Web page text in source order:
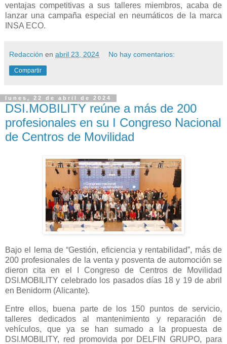
ventajas competitivas a sus talleres miembros, acaba de
lanzar una campaña especial en neumáticos de la marca
INSA ECO.
Redacción en abril 23, 2024 No hay comentarios:
Compartir
lunes, 22 de abril de 2024
DSI.MOBILITY reúne a más de 200
profesionales en su I Congreso Nacional
de Centros de Movilidad
Bajo el lema de “Gestión, eficiencia y rentabilidad”, más de
200 profesionales de la venta y posventa de automoción se
dieron cita en el I Congreso de Centros de Movilidad
DSI.MOBILITY celebrado los pasados días 18 y 19 de abril
en Benidorm (Alicante).
Entre ellos, buena parte de los 150 puntos de servicio,
talleres dedicados al mantenimiento y reparación de
vehículos, que ya se han sumado a la propuesta de
DSI.MOBILITY, red promovida por DELFIN GRUPO, para